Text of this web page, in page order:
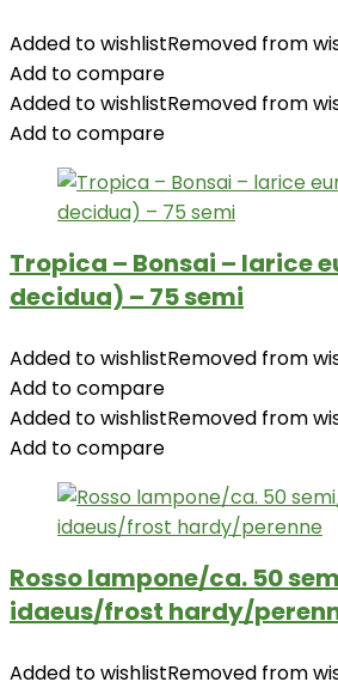
Added to wishlistRemoved from
Add to compare
Added to wishlistRemoved from
Add to compare
Tropica – Bonsai – larice
decidua) – 75 semi
Added to wishlistRemoved from
Add to compare
Added to wishlistRemoved from
Add to compare
Rosso lampone/ca. 50
idaeus/frost hardy/
Added to wishlistRemoved from